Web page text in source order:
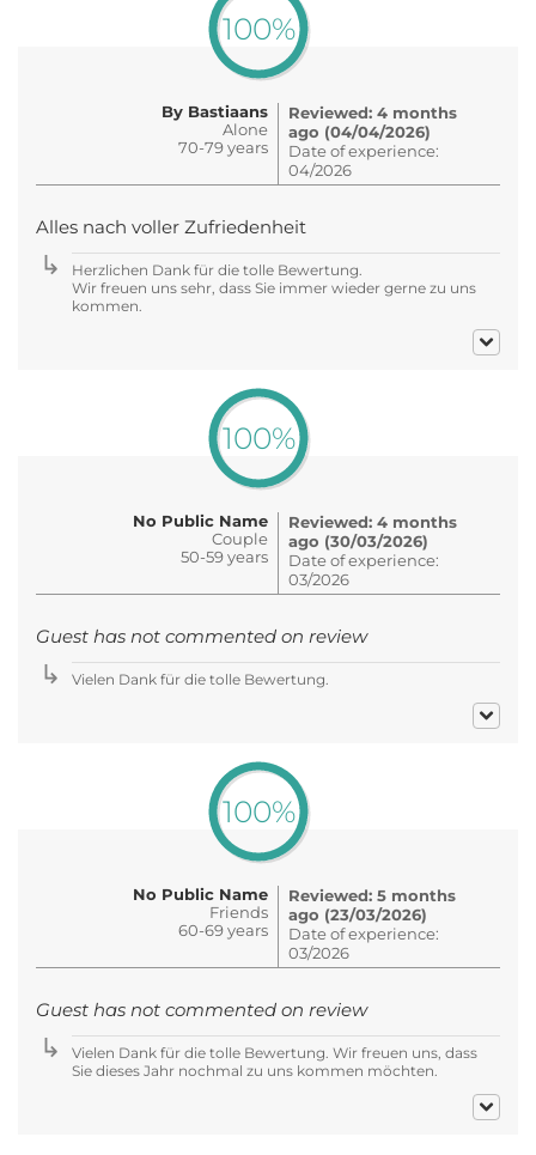
100%
By Bastiaans
Alone
70-79 years
Reviewed: 4 months
ago (04/04/2026)
Date of experience:
04/2026
Alles nach voller Zufriedenheit
Herzlichen Dank für die tolle Bewertung.
Wir freuen uns sehr, dass Sie immer wieder gerne zu uns
kommen.
100%
No Public Name
Couple
50-59 years
Reviewed: 4 months
ago (30/03/2026)
Date of experience:
03/2026
Guest has not commented on review
Vielen Dank für die tolle Bewertung.
100%
No Public Name
Friends
60-69 years
Reviewed: 5 months
ago (23/03/2026)
Date of experience:
03/2026
Guest has not commented on review
Vielen Dank für die tolle Bewertung. Wir freuen uns, dass
Sie dieses Jahr nochmal zu uns kommen möchten.